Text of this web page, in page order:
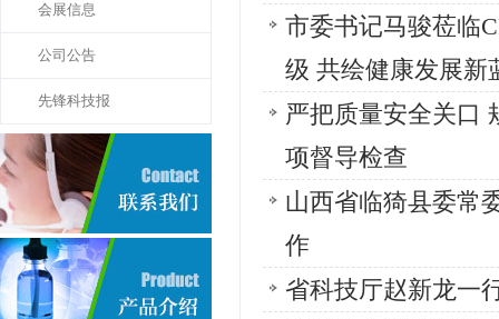
会展信息
公司公告
先锋科技报
市委书记马骏莅临
级 共绘健康发展新
严把质量安全关口
项督导检查
山西省临猗县委常
作
省科技厅赵新龙一